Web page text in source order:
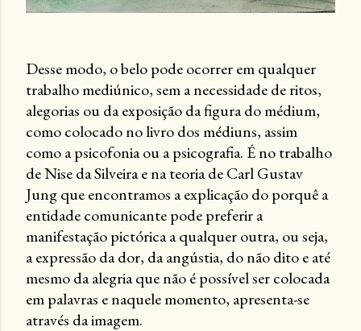
Desse modo, o belo pode ocorrer em qualquer
trabalho mediúnico, sem a necessidade de ritos,
alegorias ou da exposição da figura do médium,
como colocado no livro dos médiuns, assim
como a psicofonia ou a psicografia. É no trabalho
de Nise da Silveira e na teoria de Carl Gustav
Jung que encontramos a explicação do porquê a
entidade comunicante pode preferir a
manifestação pictórica a qualquer outra, ou seja,
a expressão da dor, da angústia, do não dito e até
mesmo da alegria que não é possível ser colocada
em palavras e naquele momento, apresenta-se
através da imagem.